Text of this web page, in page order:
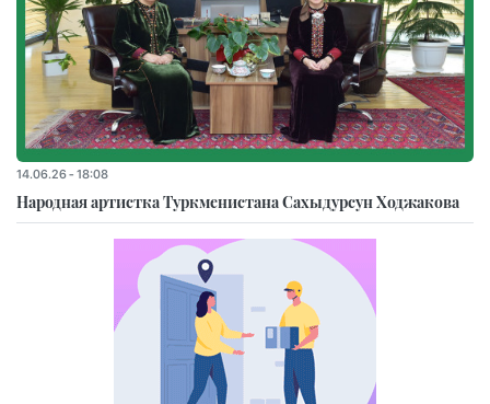
14.06.26 - 18:08
Народная артистка Туркменистана Сахыдурсун Ходжакова